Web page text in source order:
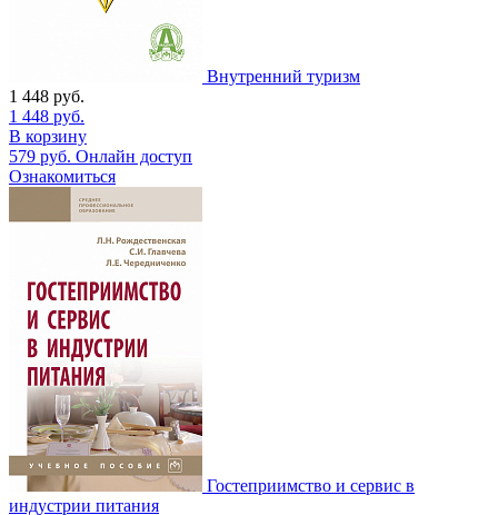
Внутренний туризм
1 448 руб.
1 448 руб.
В корзину
579 руб. Онлайн доступ
Ознакомиться
Гостеприимство и сервис в
индустрии питания